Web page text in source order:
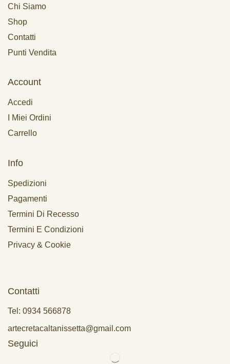
Chi Siamo
Shop
Contatti
Punti Vendita
Account
Accedi
I Miei Ordini
Carrello
Info
Spedizioni
Pagamenti
Termini Di Recesso
Termini E Condizioni
Privacy & Cookie
Contatti
Tel: 0934 566878
artecretacaltanissetta@gmail.com
Seguici